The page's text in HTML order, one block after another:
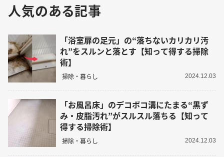
人気のある記事
「浴室扉の足元」の“落ちないカリカリ汚
れ”をスルンと落とす【知って得する掃除
術】
掃除・暮らし 2024.12.03
「お風呂床」のデコボコ溝にたまる“黒ず
み・皮脂汚れ”がスルスル落ちる【知って
得する掃除術】
掃除・暮らし 2024.12.03